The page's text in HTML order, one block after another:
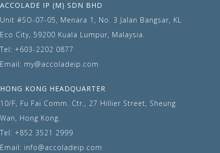
ACCOLADE IP (M) SDN BHD
Unit #SO-07-05, Menara 1, No. 3 Jalan Bangsar, KL
Eco City, 59200 Kuala Lumpur, Malaysia.
Tel: +603-2202 0877
Email: my@accoladeip.com
HONG KONG HEADQUARTER
10/F, Fu Fai Comm. Ctr., 27 Hillier Street, Sheung
Wan, Hong Kong.
Tel: +852 3521 2999
Email: info@accoladeip.com